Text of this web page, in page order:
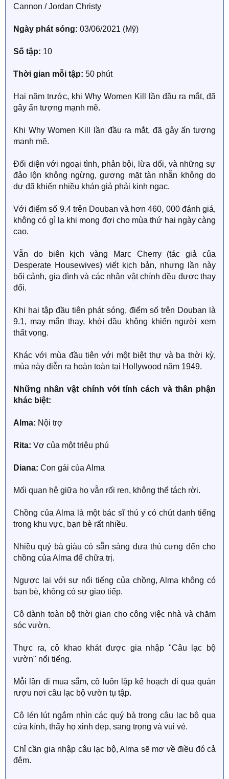
Cannon / Jordan Christy
Ngày phát sóng: 03/06/2021 (Mỹ)
Số tập: 10
Thời gian mỗi tập: 50 phút
Hai năm trước, khi Why Women Kill lần đầu ra mắt, đã
gây ấn tượng mạnh mẽ.
Khi Why Women Kill lần đầu ra mắt, đã gây ấn tượng
mạnh mẽ.
Đối diện với ngoại tình, phản bội, lừa dối, và những sự
đảo lộn không ngừng, gương mặt tàn nhẫn không do
dự đã khiến nhiều khán giả phải kinh ngạc.
Với điểm số 9.4 trên Douban và hơn 460, 000 đánh giá,
không có gì lạ khi mong đợi cho mùa thứ hai ngày càng
cao.
Vẫn do biên kịch vàng Marc Cherry (tác giả của
Desperate Housewives) viết kịch bản, nhưng lần này
bối cảnh, gia đình và các nhân vật chính đều được thay
đổi.
Khi hai tập đầu tiên phát sóng, điểm số trên Douban là
9.1, may mắn thay, khởi đầu không khiến người xem
thất vọng.
Khác với mùa đầu tiên với một biệt thự và ba thời kỳ,
mùa này diễn ra hoàn toàn tại Hollywood năm 1949.
Những nhân vật chính với tính cách và thân phận
khác biệt:
Alma: Nội trợ
Rita: Vợ của một triệu phú
Diana: Con gái của Alma
Mối quan hệ giữa họ vẫn rối ren, không thể tách rời.
Chồng của Alma là một bác sĩ thú y có chút danh tiếng
trong khu vực, bạn bè rất nhiều.
Nhiều quý bà giàu có sẵn sàng đưa thú cưng đến cho
chồng của Alma để chữa trị.
Ngược lại với sự nổi tiếng của chồng, Alma không có
bạn bè, không có sự giao tiếp.
Cô dành toàn bộ thời gian cho công việc nhà và chăm
sóc vườn.
Thực ra, cô khao khát được gia nhập "Câu lạc bộ
vườn" nổi tiếng.
Mỗi lần đi mua sắm, cô luôn lập kế hoạch đi qua quán
rượu nơi câu lạc bộ vườn tụ tập.
Cô lén lút ngắm nhìn các quý bà trong câu lạc bộ qua
cửa kính, thấy họ xinh đẹp, sang trọng và vui vẻ.
Chỉ cần gia nhập câu lạc bộ, Alma sẽ mơ về điều đó cả
đêm.